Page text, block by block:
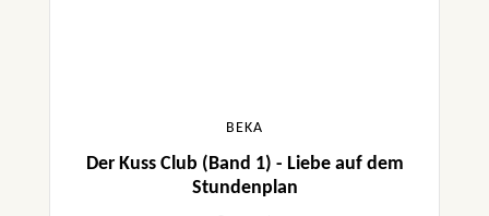
BEKA
Der Kuss Club (Band 1) - Liebe auf dem
Stundenplan